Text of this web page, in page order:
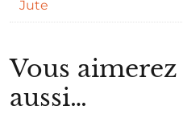
Jute
Vous
aussi…